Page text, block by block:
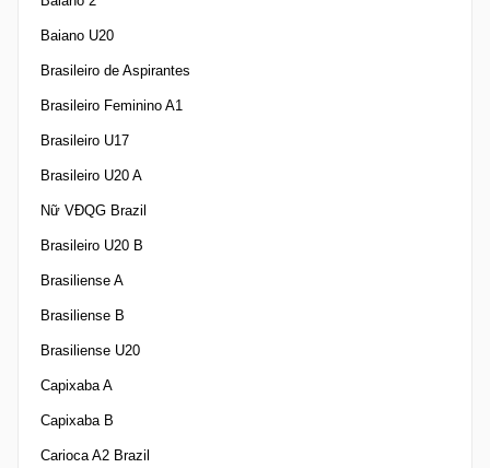
Baiano U20
Brasileiro de Aspirantes
Brasileiro Feminino A1
Brasileiro U17
Brasileiro U20 A
Nữ VĐQG Brazil
Brasileiro U20 B
Brasiliense A
Brasiliense B
Brasiliense U20
Capixaba A
Capixaba B
Carioca A2 Brazil